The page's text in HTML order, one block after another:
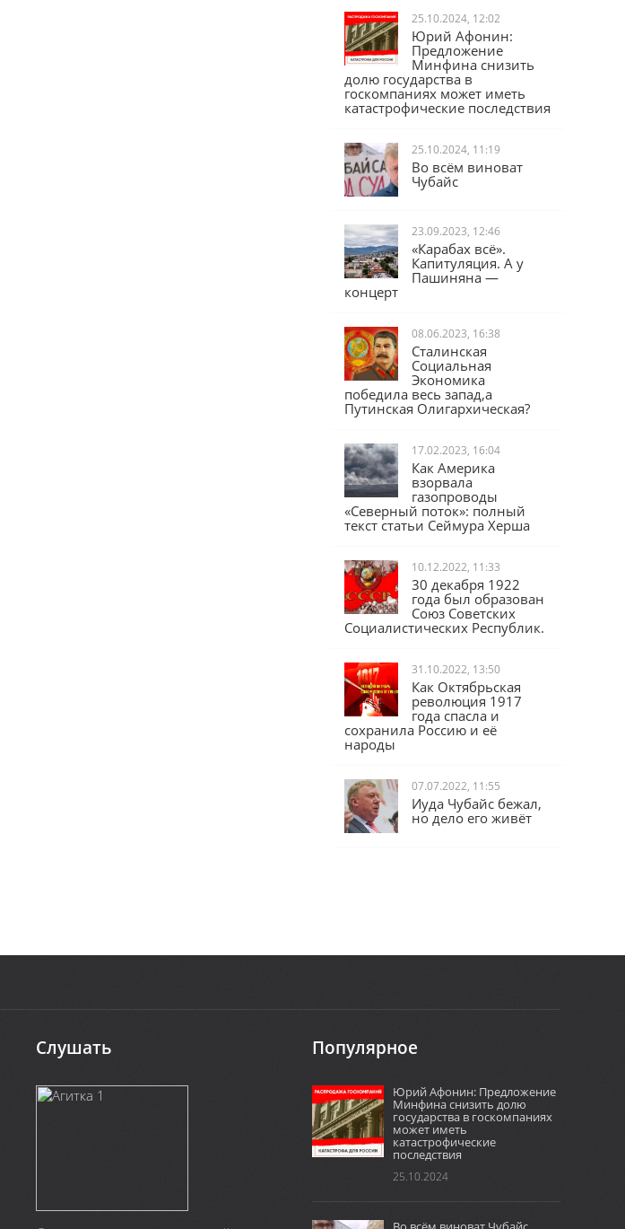
25.10.2024, 12:02
Юрий Афонин:
Предложение
Минфина снизить
долю государства в
госкомпаниях может иметь
катастрофические последствия
25.10.2024, 11:19
Во всём виноват
Чубайс
23.09.2023, 12:46
«Карабах всё».
Капитуляция. А у
Пашиняна —
концерт
08.06.2023, 16:38
Сталинская
Социальная
Экономика
победила весь запад,а
Путинская Олигархическая?
17.02.2023, 16:04
Как Америка
взорвала
газопроводы
«Северный поток»: полный
текст статьи Сеймура Херша
10.12.2022, 11:33
30 декабря 1922
года был образован
Союз Советских
Социалистических Республик.
31.10.2022, 13:50
Как Октябрьская
революция 1917
года спасла и
сохранила Россию и её
народы
07.07.2022, 11:55
Иуда Чубайс бежал,
но дело его живёт
Слушать Популярное
Юрий Афонин: Предложение
Минфина снизить долю
государства в госкомпаниях
может иметь
катастрофические
последствия
25.10.2024